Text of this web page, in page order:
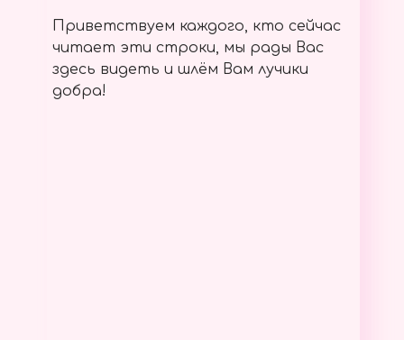
Приветствуем каждого, кто сейчас
читает эти строки, мы рады Вас
здесь видеть и шлём Вам лучики
добра!